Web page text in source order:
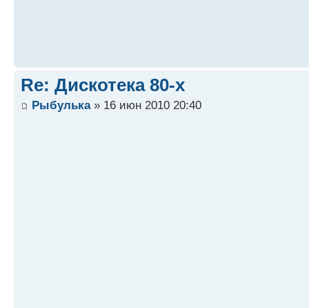
Re: Дискотека 80-х
Рыбулька» 16 июн 2010 20:40